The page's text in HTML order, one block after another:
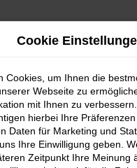
Sindelfingen Kia Kia Sportage
Lieferservice nach Sindelfingen
Cookie
Cookies, um Ihnen die
Webseite zu
mit Ihnen zu
hierbei Ihre
Daten für Marketing und
Ihre Einwilligung geben.
Zeitpunkt Ihre Meinung